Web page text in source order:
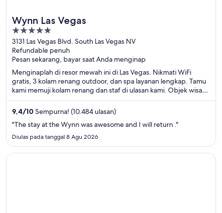
Wynn Las Vegas
5
out
of
5
3131 Las Vegas Blvd. South Las Vegas NV
Refundable penuh
Pesan sekarang, bayar saat Anda menginap
Menginaplah di resor mewah ini di Las Vegas. Nikmati WiFi
gratis, 3 kolam renang outdoor, dan spa layanan lengkap. Tamu
kami memuji kolam renang dan staf di ulasan kami. Objek wisata
populer seperti Kasino The Venetian dan Sphere berada di
dekat properti.
9,4/10 Sempurna! (10.484 ulasan)
"The stay at the Wynn was awesome and I will return ."
Diulas pada tanggal 8 Agu 2026
Terbuka di jendela baru
Caesars Palace